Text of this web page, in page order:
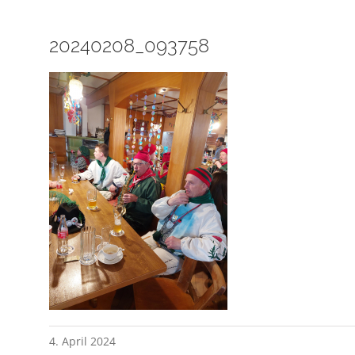
20240208_093758
4. April 2024